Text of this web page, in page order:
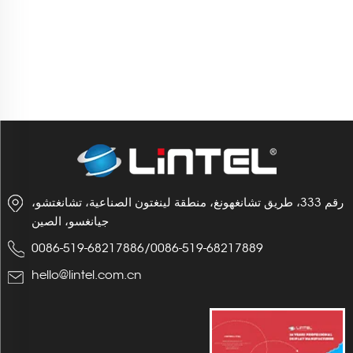
رقم 333، طريق تشانغهونغ، منطقة لينغتون الصناعية، تشانغتشو،
جيانغسو، الصين
0086-519-68217886/0086-519-68217889
hello@lintel.com.cn